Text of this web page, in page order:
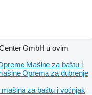
GmbH u ovim
Mašine za baštu i
Oprema za đubrenje
mašina za baštu i voćnjak